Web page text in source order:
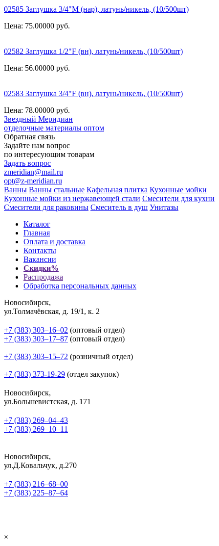
02585 Заглушка 3/4"М (нар), латунь/никель, (10/500шт)
Цена: 75.00000 руб.
02582 Заглушка 1/2"F (вн), латунь/никель, (10/500шт)
Цена: 56.00000 руб.
02583 Заглушка 3/4"F (вн), латунь/никель, (10/500шт)
Цена: 78.00000 руб.
Звездный Меридиан
отделочные материалы оптом
Обратная связь
Задайте нам вопрос
по интересующим товарам
Задать вопрос
zmeridian@mail.ru
opt@z-meridian.ru
Ванны Ванны стальные Кафельная плитка Кухонные мойки
Кухонные мойки из нержавеющей стали Смесители для кухни
Смесители для раковины Смеситель в душ Унитазы
Каталог
Главная
Оплата и доставка
Контакты
Вакансии
Скидки%
Распродажа
Обработка персональных данных
Новосибирск,
ул.Толмачёвская, д. 19/1, к. 2
+7 (383) 303‒16‒02 (оптовый отдел)
+7 (383) 303‒17‒87 (оптовый отдел)
+7 (383) 303‒15‒72 (розничный отдел)
+7 (383) 373-19-29 (отдел закупок)
Новосибирск,
ул.Большевистская, д. 171
+7 (383) 269‒04‒43
+7 (383) 269‒10‒11
Новосибирск,
ул.Д.Ковальчук, д.270
+7 (383) 216‒68‒00
+7 (383) 225‒87‒64
×